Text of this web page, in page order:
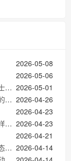
2026-05-08
2026-05-06
2026-05-01
2026-04-26
2026-04-23
2026-04-23
2026-04-21
2026-04-14